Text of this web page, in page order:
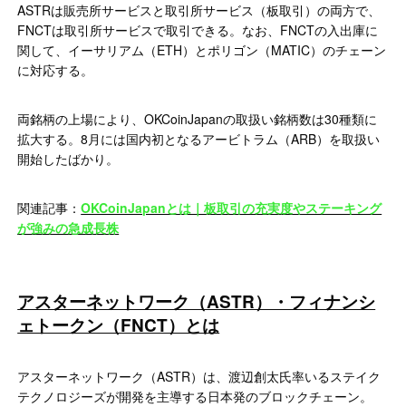
ASTRは販売所サービスと取引所サービス（板取引）の両方で、
FNCTは取引所サービスで取引できる。なお、FNCTの入出庫に
関して、イーサリアム（ETH）とポリゴン（MATIC）のチェーン
に対応する。
両銘柄の上場により、OKCoinJapanの取扱い銘柄数は30種類に
拡大する。8月には国内初となるアービトラム（ARB）を取扱い
開始したばかり。
関連記事：OKCoinJapanとは｜板取引の充実度やステーキング
が強みの急成長株
アスターネットワーク（ASTR）・フィナンシ
ェトークン（FNCT）とは
アスターネットワーク（ASTR）は、渡辺創太氏率いるステイク
テクノロジーズが開発を主導する日本発のブロックチェーン。